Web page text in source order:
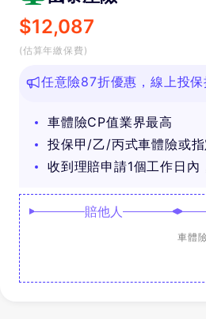
$12,087
(估算年繳保費)
任意險87折優惠，線上投
車體險CP值業界最高
投保甲/乙/丙式車體險或
收到理賠申請1個工作日內
賠他人
車體